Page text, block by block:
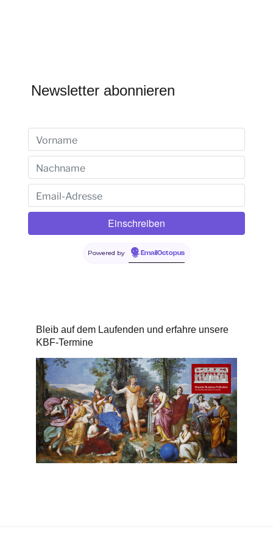
Newsletter abonnieren
Powered by EmailOctopus
Bleib auf dem Laufenden und erfahre unsere
KBF-Termine